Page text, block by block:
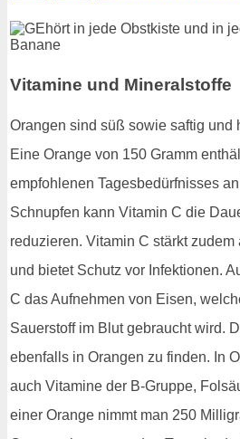
Vitamine und Mineralstoffe
Orangen sind süß sowie saftig und
Eine Orange von 150 Gramm
empfohlenen Tagesbedürfnisses
Schnupfen kann Vitamin C die
reduzieren. Vitamin C stärkt
und bietet Schutz vor Infektionen.
C das Aufnehmen von Eisen,
Sauerstoff im Blut gebraucht wird.
ebenfalls in Orangen zu finden. In
auch Vitamine der B-Gruppe,
einer Orange nimmt man 250